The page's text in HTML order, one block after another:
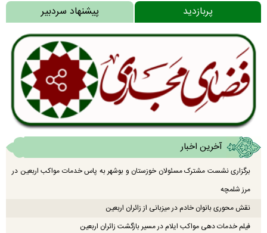
پربازدید پیشنهاد سردبیر
آخرین اخبار
برگزاری نشست مشترک مسئولان خوزستان و بوشهر به پاس خدمات مواکب اربعین در
مرز شلمچه
نقش محوری بانوان خادم در میزبانی از زائران اربعین
فیلم خدمات دهی مواکب ایلام در مسیر بازگشت زائران اربعین